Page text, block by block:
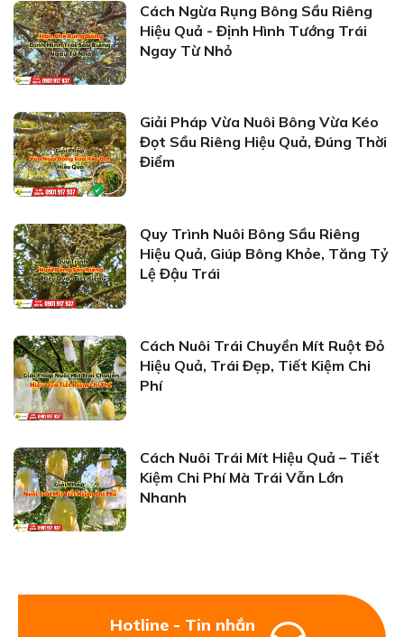
Cách Ngừa Rụng Bông Sầu Riêng
Hiệu Quả - Định Hình Tướng Trái
Ngay Từ Nhỏ
Giải Pháp Vừa Nuôi Bông Vừa Kéo
Đọt Sầu Riêng Hiệu Quả, Đúng Thời
Điểm
Quy Trình Nuôi Bông Sầu Riêng
Hiệu Quả, Giúp Bông Khỏe, Tăng Tỷ
Lệ Đậu Trái
Cách Nuôi Trái Chuyền Mít Ruột Đỏ
Hiệu Quả, Trái Đẹp, Tiết Kiệm Chi
Phí
Cách Nuôi Trái Mít Hiệu Quả – Tiết
Kiệm Chi Phí Mà Trái Vẫn Lớn
Nhanh
Hotline - Tin nhắn